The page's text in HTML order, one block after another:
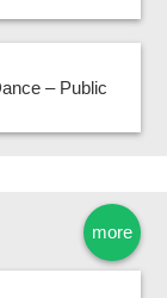
– Public
more